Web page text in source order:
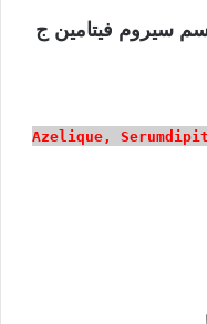
سيروم فيتامين ج
Azelique,